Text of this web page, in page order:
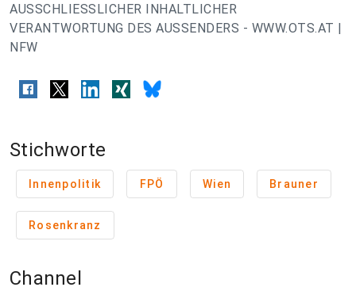
AUSSCHLIESSLICHER INHALTLICHER
VERANTWORTUNG DES AUSSENDERS - WWW.OTS.AT |
NFW
Stichworte
Innenpolitik FPÖ Wien Brauner
Rosenkranz
Channel